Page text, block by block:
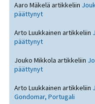
Aaro Mäkelä artikkeliin
päättynyt
Arto Luukkainen artikkeliin
päättynyt
Jouko Mikkola artikkeliin
päättynyt
Arto Luukkainen artikkeliin
Gondomar, Portugali